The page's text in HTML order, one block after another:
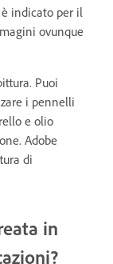
indicato per il
ovunque
Puoi
i pennelli
e olio
Adobe
di
in